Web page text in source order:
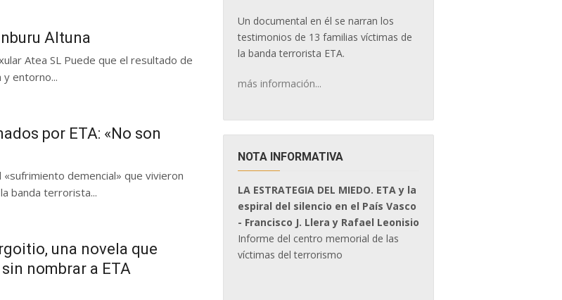
Altuna
Atea SL Puede que el resultado de
entorno...
por ETA: «No son
«sufrimiento demencial» que vivieron
banda terrorista...
una novela que
nombrar a ETA
Un documental en él se narran los
testimonios de 13 familias víctimas de
la banda terrorista ETA.
más información...
NOTA INFORMATIVA
LA ESTRATEGIA DEL MIEDO. ETA y la
espiral del silencio en el País Vasco
- Francisco J. Llera y Rafael Leonisio
Informe del centro memorial de las
víctimas del terrorismo